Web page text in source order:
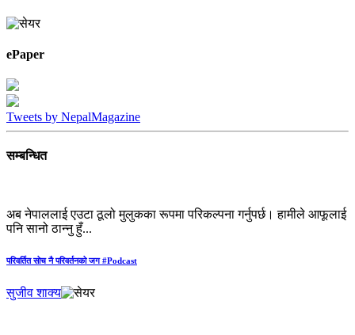
ePaper
Tweets by NepalMagazine
सम्बन्धित
अब नेपाललाई एउटा ठूलो मुलुकका रूपमा परिकल्पना गर्नुपर्छ। हामीले आफूलाई
पनि सानो ठान्नु हुँ...
परिवर्तित सोच नै परिवर्तनको जग #Podcast
सुजीव शाक्य